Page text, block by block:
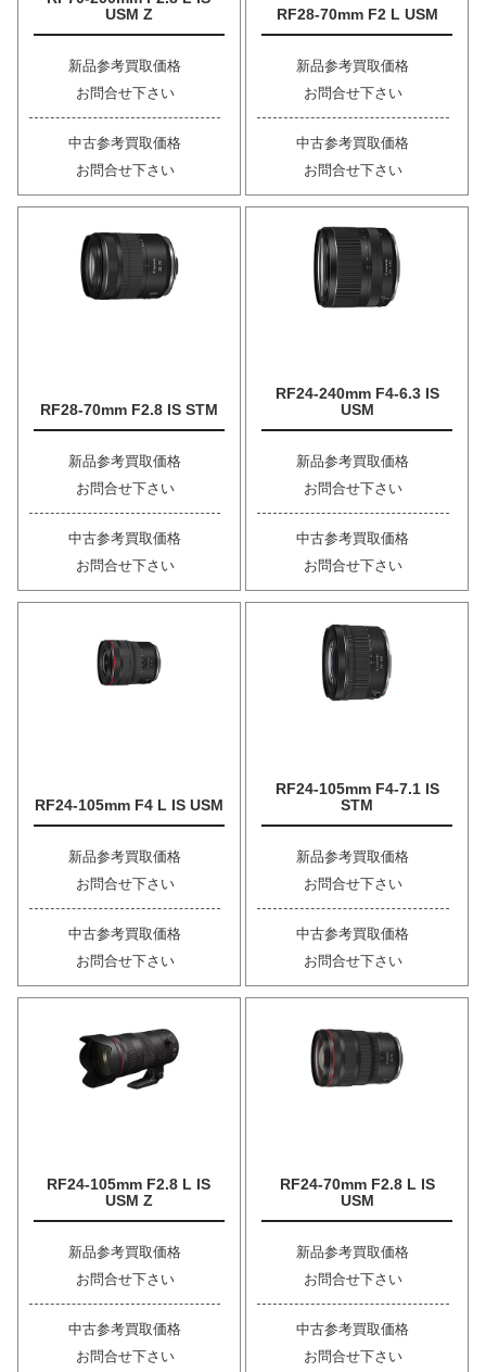
USM Z
新品参考買取価格
お問合せ下さい
中古参考買取価格
お問合せ下さい
RF28-70mm F2 L USM
新品参考買取価格
お問合せ下さい
中古参考買取価格
お問合せ下さい
RF28-70mm F2.8 IS STM
新品参考買取価格
お問合せ下さい
中古参考買取価格
お問合せ下さい
RF24-240mm F4-6.3 IS
USM
新品参考買取価格
お問合せ下さい
中古参考買取価格
お問合せ下さい
RF24-105mm F4 L IS USM
新品参考買取価格
お問合せ下さい
中古参考買取価格
お問合せ下さい
RF24-105mm F4-7.1 IS
STM
新品参考買取価格
お問合せ下さい
中古参考買取価格
お問合せ下さい
RF24-105mm F2.8 L IS
USM Z
新品参考買取価格
お問合せ下さい
中古参考買取価格
お問合せ下さい
RF24-70mm F2.8 L IS
USM
新品参考買取価格
お問合せ下さい
中古参考買取価格
お問合せ下さい